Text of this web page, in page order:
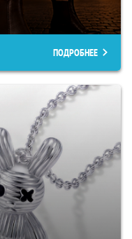
ПОДРОБНЕЕ